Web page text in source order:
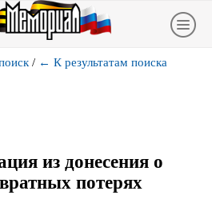
/ ← К результатам поиска
из донесения о
потерях